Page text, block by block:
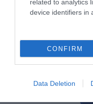
related to analytics
device identifiers in
CONFIRM
Data Deletion